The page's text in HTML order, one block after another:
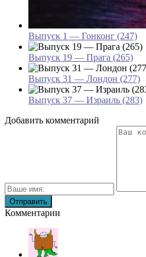
Выпуск 1 — Гонконг (247)
Выпуск 19 — Прага (265)
Выпуск 31 — Лондон (277)
Выпуск 37 — Израиль (283)
Добавить комментарий
Комментарии